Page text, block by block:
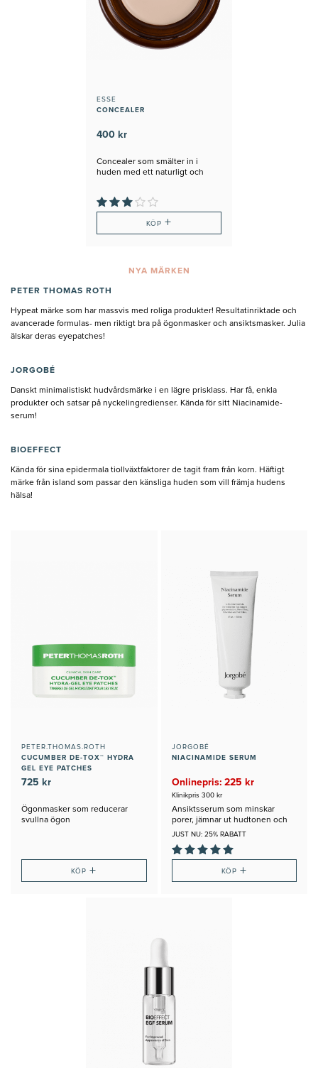
ESSE
CONCEALER
400 kr
Concealer som smälter in i
huden med ett naturligt och
KÖP +
NYA MÄRKEN
PETER THOMAS ROTH
Hypeat märke som har massvis med roliga produkter! Resultatinriktade och
avancerade formulas- men riktigt bra på ögonmasker och ansiktsmasker. Julia
älskar deras eyepatches!
JORGOBÉ
Danskt minimalistiskt hudvårdsmärke i en lägre prisklass. Har få, enkla
produkter och satsar på nyckelingredienser. Kända för sitt Niacinamide-
serum!
BIOEFFECT
Kända för sina epidermala tiollväxtfaktorer de tagit fram från korn. Häftigt
märke från island som passar den känsliga huden som vill främja hudens
hälsa!
PETER.THOMAS.ROTH
CUCUMBER DE-TOX™ HYDRA
GEL EYE PATCHES
725 kr
Ögonmasker som reducerar
svullna ögon
KÖP+
JORGOBÉ
NIACINAMIDE SERUM
Onlinepris: 225 kr
Klinikpris 300 kr
Ansiktsserum som minskar
porer, jämnar ut hudtonen och
hudtexturen
JUST NU: 25% RABATT
KÖP +